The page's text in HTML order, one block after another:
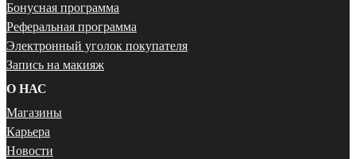
Бонусная программа
Реферальная программа
Электронный уголок покупателя
Запись на макияж
О НАС
Магазины
Карьера
Новости